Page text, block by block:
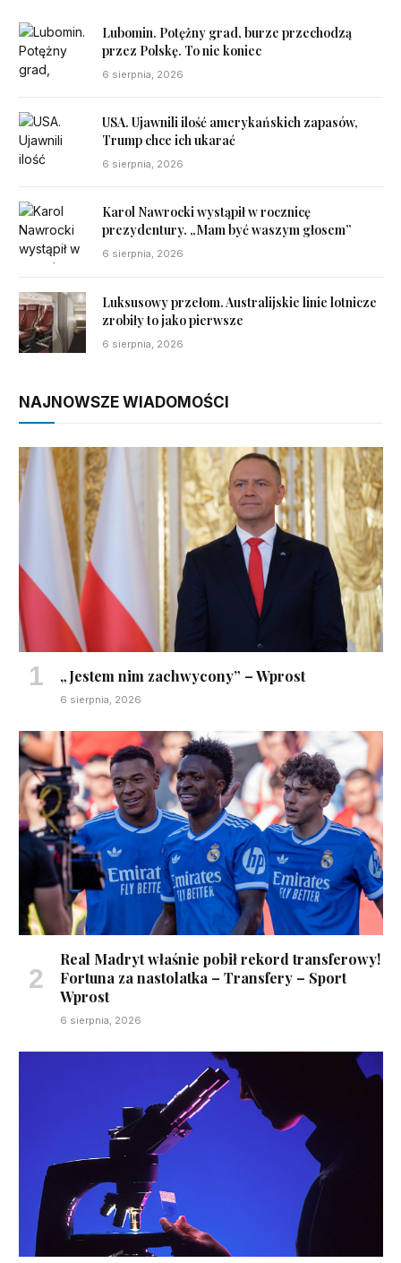
Lubomin. Potężny grad, burze przechodzą
przez Polskę. To nie koniec
6 sierpnia, 2026
USA. Ujawnili ilość amerykańskich zapasów,
Trump chce ich ukarać
6 sierpnia, 2026
Karol Nawrocki wystąpił w rocznicę
prezydentury. „Mam być waszym głosem”
6 sierpnia, 2026
Luksusowy przełom. Australijskie linie lotnicze
zrobiły to jako pierwsze
6 sierpnia, 2026
NAJNOWSZE WIADOMOŚCI
„Jestem nim zachwycony” – Wprost
6 sierpnia, 2026
Real Madryt właśnie pobił rekord transferowy!
Fortuna za nastolatka – Transfery – Sport
Wprost
6 sierpnia, 2026